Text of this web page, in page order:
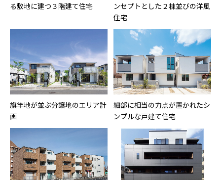
る敷地に建つ３階建て住宅
ンセプトとした２棟並びの洋風
住宅
旗竿地が並ぶ分譲地のエリア計
画
細部に相当の力点が置かれたシ
ンプルな戸建て住宅